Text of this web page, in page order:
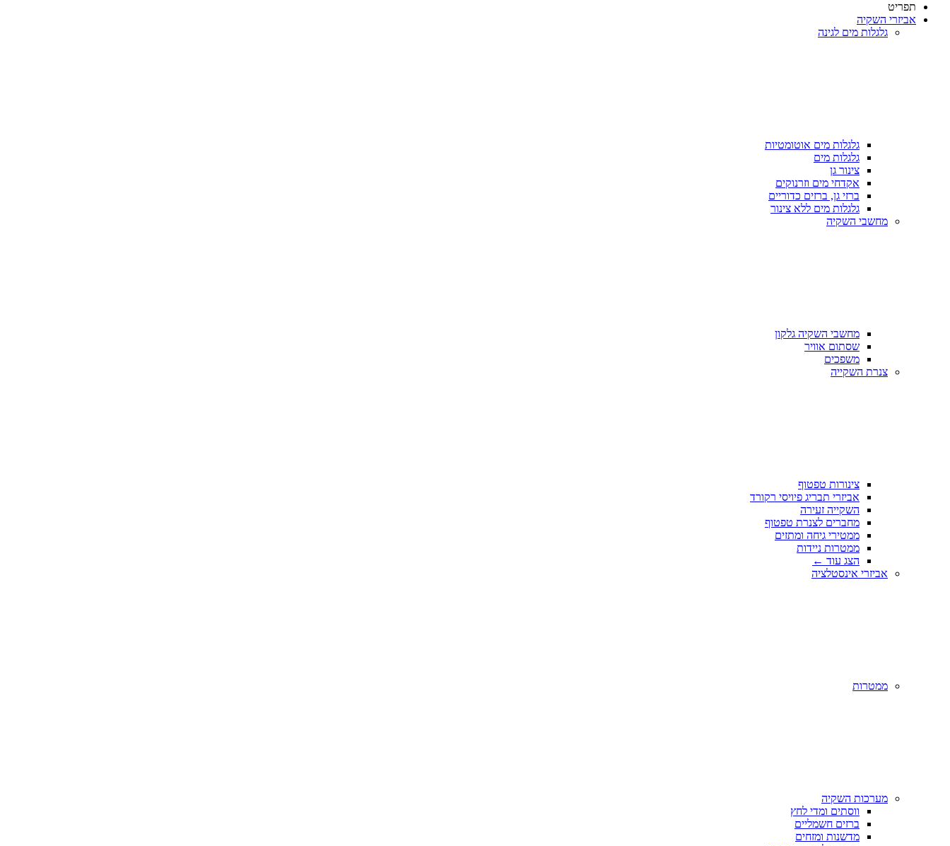
תפריט
אביזרי השקיה
גלגלות מים לגינה
גלגלות מים אוטומטיות
גלגלות מים
צינור גן
אקדחי מים וזרנוקים
ברזי גן, ברזים כדוריים
גלגלות מים ללא צינור
מחשבי השקיה
מחשבי השקיה גלקון
שסתום אוויר
משפכים
צנרת השקייה
צינורות טפטוף
אביזרי תבריג פיויסי רקורד
השקייה זעירה
מחברים לצנרת טפטוף
ממטירי גיחה ומתזים
ממטרות ניידות
הצג עוד ←
אביזרי אינסטלציה
ממטרות
מערכות השקיה
ווסתים ומדי לחץ
ברזים חשמליים
מדשנות ומזחים